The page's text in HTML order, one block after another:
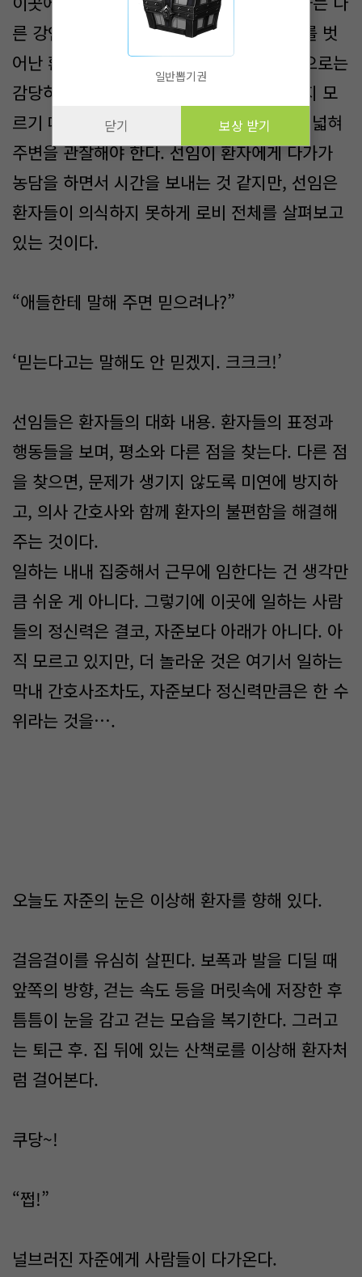
른 강인한 정신은 필수이다. 일반적인 범주를 벗
어난 환자를 캐어해야 하므로, 보통 정신력으로는
감당하기 힘들다. 갑자기 어디서 사고가 날지 모
르기 때문에, 어떤 일을 하든지 항상 시야를 넓혀
주변을 관찰해야 한다. 선임이 환자에게 다가가
농담을 하면서 시간을 보내는 것 같지만, 선임은
환자들이 의식하지 못하게 로비 전체를 살펴보고
있는 것이다.
“애들한테 말해 주면 믿으려나?”
‘믿는다고는 말해도 안 믿겠지. 크크크!’
선임들은 환자들의 대화 내용. 환자들의 표정과
행동들을 보며, 평소와 다른 점을 찾는다. 다른 점
을 찾으면, 문제가 생기지 않도록 미연에 방지하
고, 의사 간호사와 함께 환자의 불편함을 해결해
주는 것이다.
일하는 내내 집중해서 근무에 임한다는 건 생각만
큼 쉬운 게 아니다. 그렇기에 이곳에 일하는 사람
들의 정신력은 결코, 자준보다 아래가 아니다. 아
직 모르고 있지만, 더 놀라운 것은 여기서 일하는
막내 간호사조차도, 자준보다 정신력만큼은 한 수
위라는 것을….
오늘도 자준의 눈은 이상해 환자를 향해 있다.
걸음걸이를 유심히 살핀다. 보폭과 발을 디딜 때
앞쪽의 방향, 걷는 속도 등을 머릿속에 저장한 후
틈틈이 눈을 감고 걷는 모습을 복기한다. 그러고
는 퇴근 후. 집 뒤에 있는 산책로를 이상해 환자처
럼 걸어본다.
쿠당~!
“쩝!”
널브러진 자준에게 사람들이 다가온다.
일반뽑기권
닫기 보상 받기